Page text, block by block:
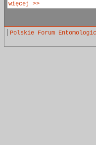
więcej >>
| Polskie Forum